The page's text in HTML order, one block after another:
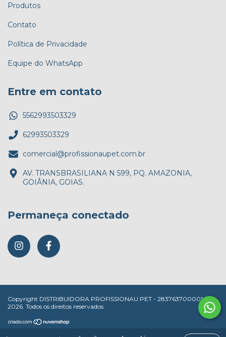
Produtos
Contato
Política de Privacidade
Equipe do WhatsApp
Entre em contato
5562993503329
62993503329
comercial@profissionaupet.com.br
AV. TRANSBRASILIANA N 599, PQ. AMAZONIA,
GOIÂNIA, GOIAS.
Permaneça conectado
Copyright DISTRIBUIDORA PROFISSIONAU PET - 28376370000147 -
2026. Todos os direitos reservados.